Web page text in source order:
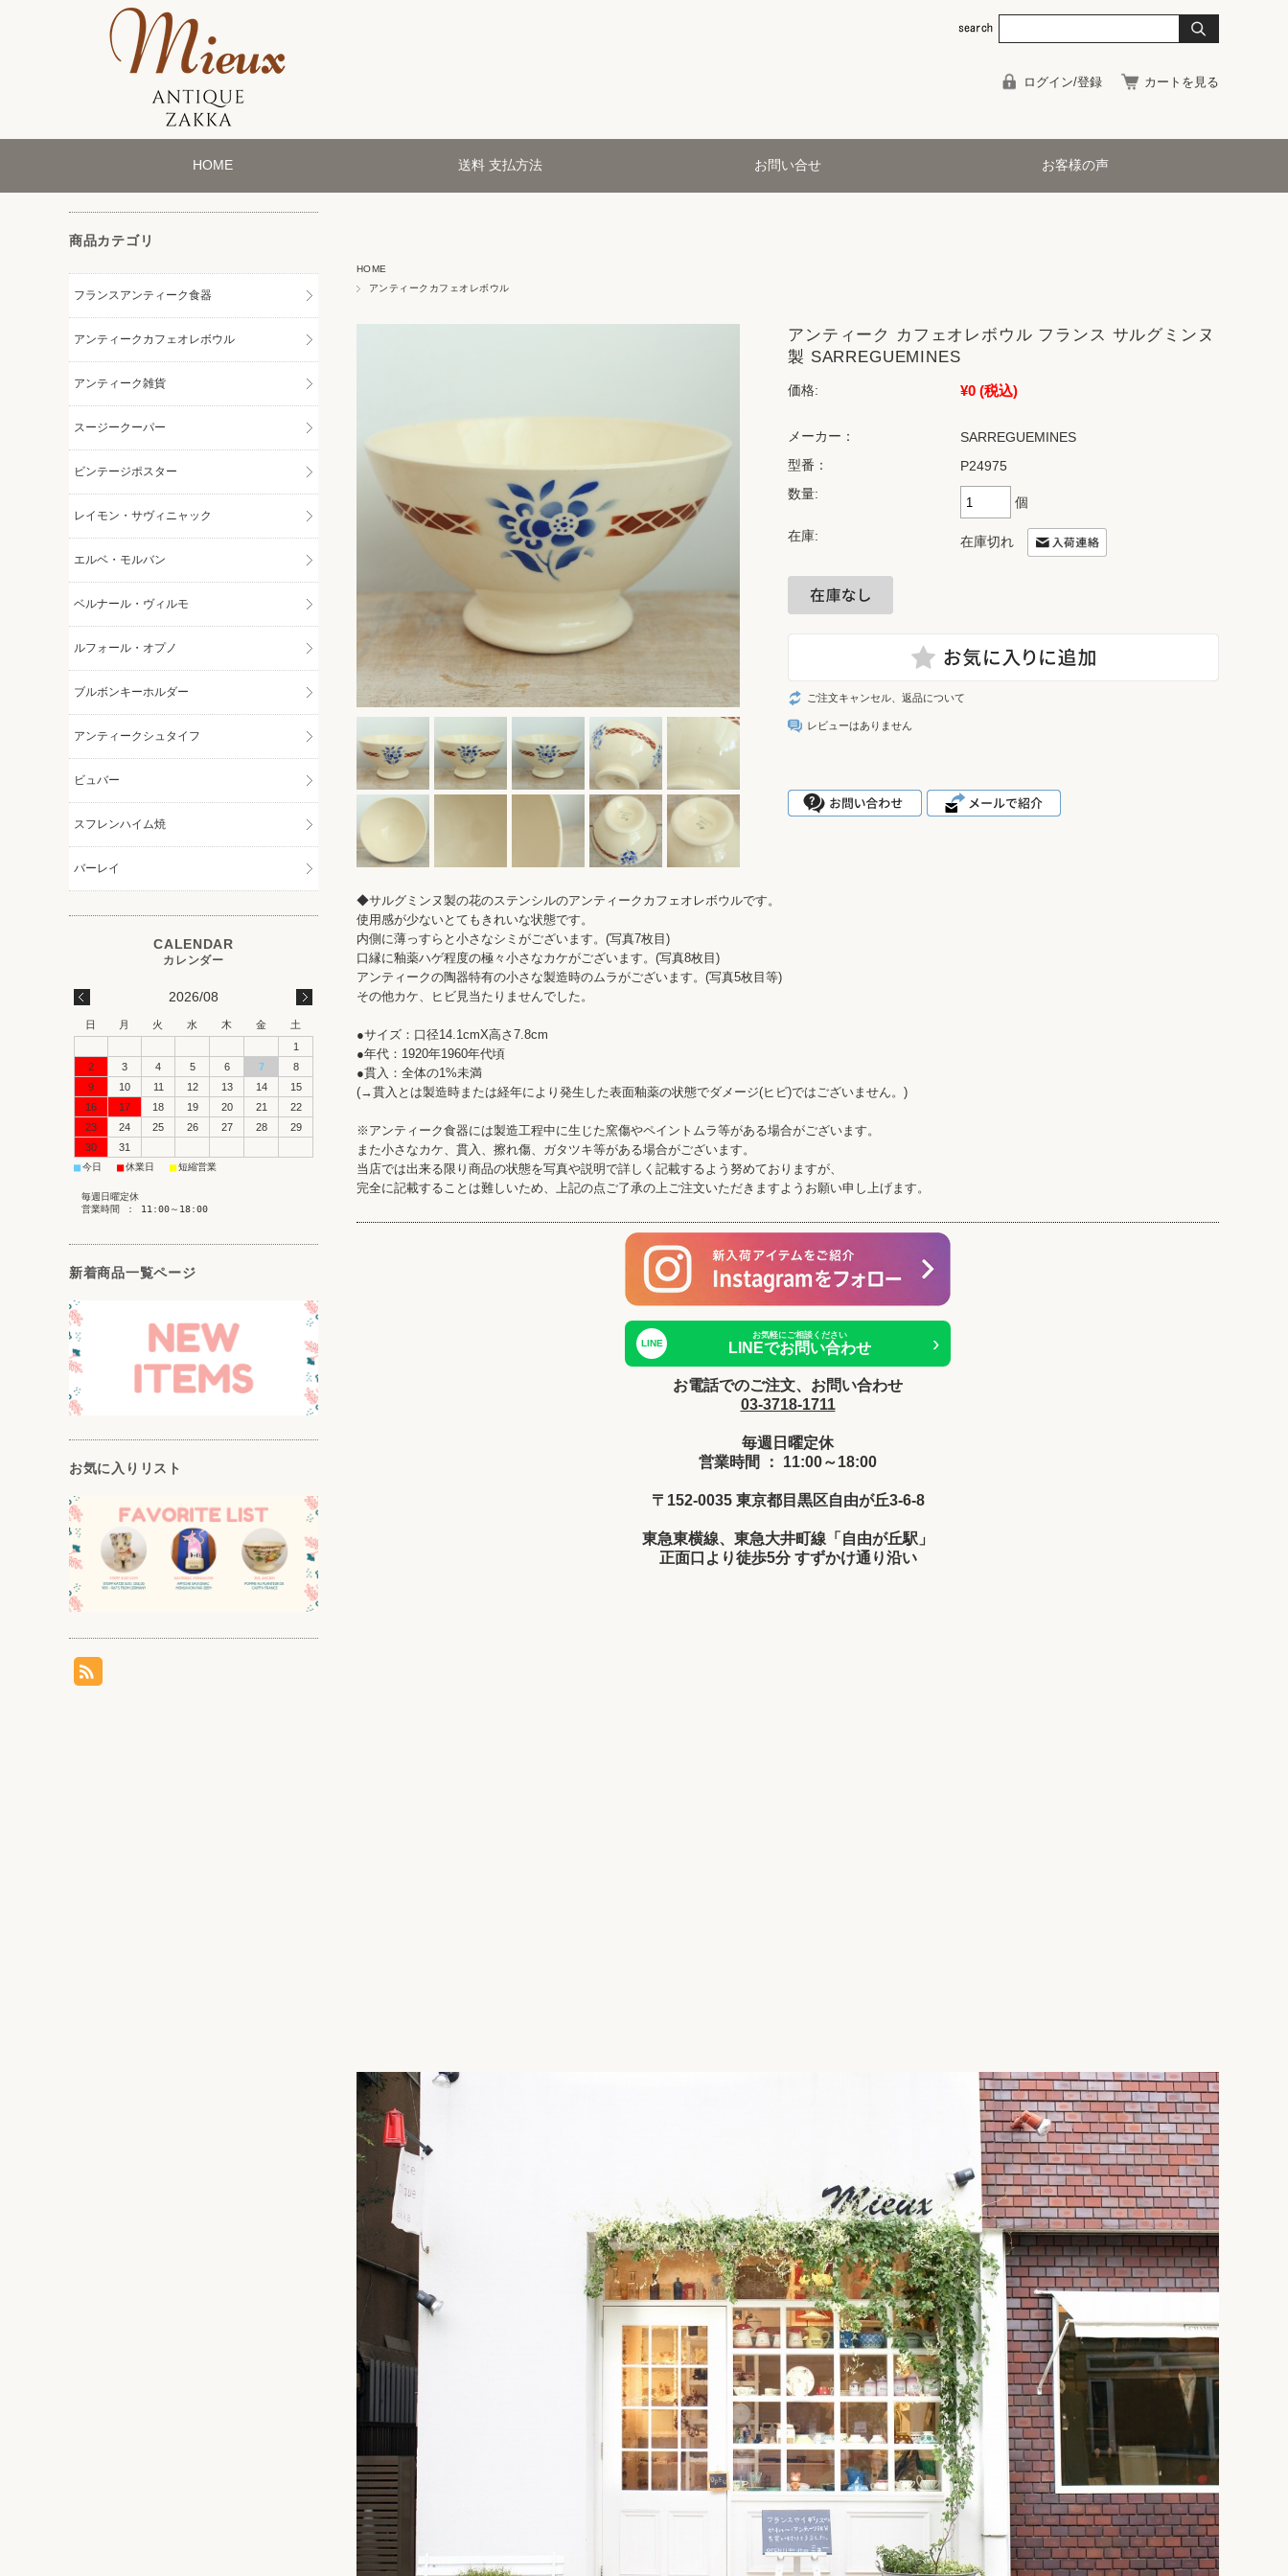
ログイン/登録 カートを見る
HOME 送料 支払方法 お問い合せ お客様の声
HOME
アンティークカフェオレボウル
アンティーク カフェオレボウル フランス サルグミンヌ
製 SARREGUEMINES
価格: ¥0 (税込)
メーカー：
SARREGUEMINES
型番：
P24975
数量:
個
在庫: 在庫切れ
ご注文キャンセル、返品について
レビューはありません
◆サルグミンヌ製の花のステンシルのアンティークカフェオレボウルです。
使用感が少ないとてもきれいな状態です。
内側に薄っすらと小さなシミがございます。(写真7枚目)
口縁に釉薬ハゲ程度の極々小さなカケがございます。(写真8枚目)
アンティークの陶器特有の小さな製造時のムラがございます。(写真5枚目等)
その他カケ、ヒビ見当たりませんでした。
●サイズ：口径14.1cmX高さ7.8cm
●年代：1920年1960年代頃
●貫入：全体の1%未満
(→貫入とは製造時または経年により発生した表面釉薬の状態でダメージ(ヒビ)ではございません。)
※アンティーク食器には製造工程中に生じた窯傷やペイントムラ等がある場合がございます。
また小さなカケ、貫入、擦れ傷、ガタツキ等がある場合がございます。
当店では出来る限り商品の状態を写真や説明で詳しく記載するよう努めておりますが、
完全に記載することは難しいため、上記の点ご了承の上ご注文いただきますようお願い申し上げます。
LINE
お気軽にご相談ください
LINEでお問い合わせ ›
お電話でのご注文、お問い合わせ
03-3718-1711
毎週日曜定休
営業時間 ： 11:00～18:00
〒152-0035 東京都目黒区自由が丘3-6-8
東急東横線、東急大井町線「自由が丘駅」
正面口より徒歩5分 すずかけ通り沿い
商品カテゴリ
フランスアンティーク食器
アンティークカフェオレボウル
アンティーク雑貨
スージークーパー
ビンテージポスター
レイモン・サヴィニャック
エルベ・モルバン
ベルナール・ヴィルモ
ルフォール・オプノ
ブルボンキーホルダー
アンティークシュタイフ
ビュバー
スフレンハイム焼
バーレイ
2026/08
日 月 火 水 木 金
土
1
2
3 4 5 6 7
8
9
10 11 12 13 14
15
16
17 18 19 20 21
22
23
24 25 26 27 28
29
30
31
■今日 ■休業日 ■短縮営業
毎週日曜定休
営業時間 ： 11:00～18:00
新着商品一覧ページ
お気に入りリスト